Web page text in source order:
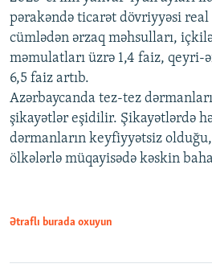
pərakəndə ticarət dövriyyəsi real
cümlədən ərzaq məhsulları,
məmulatları üzrə 1,4 faiz, qeyri-
6,5 faiz artıb.
Azərbaycanda tez-tez
şikayətlər eşidilir. Şikayətlərdə
dərmanların keyfiyyətsiz
ölkələrlə müqayisədə kəskin
Ətraflı burada oxuyun